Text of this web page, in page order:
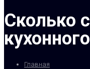
Сколько
Главная